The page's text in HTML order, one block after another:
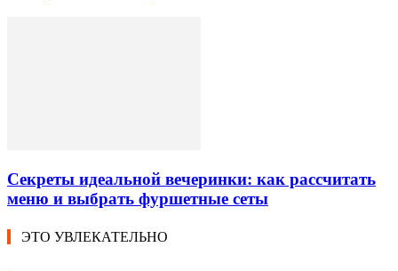
Секреты идеальной вечеринки: как рассчитать
меню и выбрать фуршетные сеты
ЭТО УВЛЕКАТЕЛЬНО